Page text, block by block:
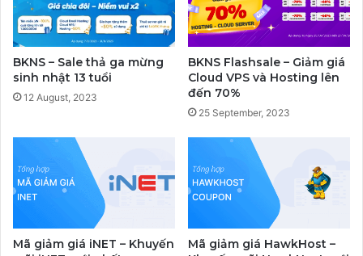
BKNS – Sale thả ga mừng
sinh nhật 13 tuổi
12 August, 2023
BKNS Flashsale – Giảm giá
Cloud VPS và Hosting lên
đến 70%
25 September, 2023
Mã giảm giá iNET – Khuyến
Mã giảm giá HawkHost –